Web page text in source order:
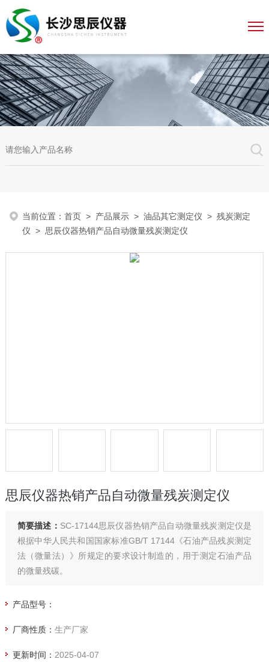
当前位置：首页 > 产品展示 >油品其它测定仪 >残炭测定
仪 > 思辰仪器热销产品自动微量残炭测定仪
思辰仪器热销产品自动微量残炭测定仪
简要描述： SC-17144思辰仪器热销产品自动微量残炭测定仪是
根据中华人民共和国国家标准GB/T 17144《石油产品残炭测定
法（微量法）》所规定的要求设计制造的，用于测定石油产品
的微量残碳。
产品型号：
厂商性质： 生产厂家
更新时间： 2025-04-07